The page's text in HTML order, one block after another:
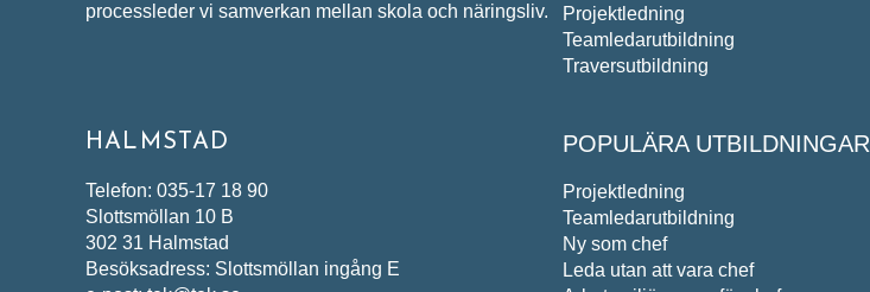
processleder vi samverkan mellan skola och näringsliv.
Projektledning
Teamledarutbildning
Traversutbildning
HALMSTAD
Telefon: 035-17 18 90
Slottsmöllan 10 B
302 31 Halmstad
Besöksadress: Slottsmöllan ingång E
POPULÄRA UTBILDNINGAR
Projektledning
Teamledarutbildning
Ny som chef
Leda utan att vara chef